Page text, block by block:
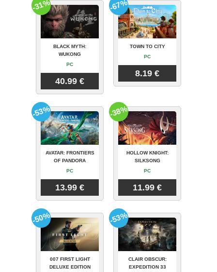
BLACK MYTH:
WUKONG
PC
40.99 €
-31%
TOWN TO CITY
PC
8.19 €
-67%
AVATAR: FRONTIERS
OF PANDORA
PC
13.99 €
-53%
HOLLOW KNIGHT:
SILKSONG
PC
11.99 €
-38%
007 FIRST LIGHT
DELUXE EDITION
-50%
CLAIR OBSCUR:
EXPEDITION 33
-53%